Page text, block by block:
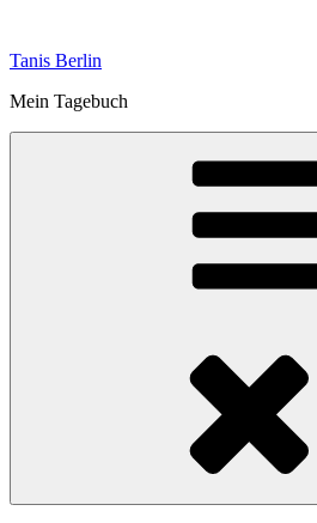
springen
Tanis Berlin
Mein Tagebuch